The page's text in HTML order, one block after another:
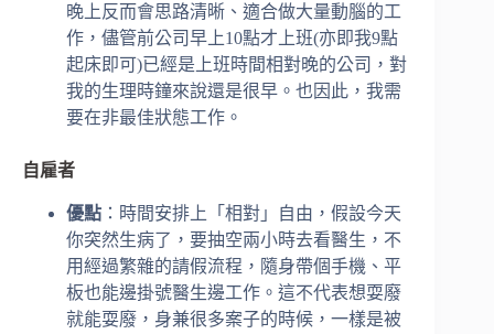
晚上反而會思路清晰、適合做大量動腦的工
作，儘管前公司早上10點才上班(亦即我9點
起床即可)已經是上班時間相對晚的公司，對
我的生理時鐘來說還是很早。也因此，我需
要在非最佳狀態工作。
自雇者
優點 ：時間安排上「相對」自由，假設今天
你突然生病了，要抽空兩小時去看醫生，不
用經過繁雜的請假流程，隨身帶個手機、平
板也能邊掛號醫生邊工作。這不代表想耍廢
就能耍廢，身兼很多案子的時候，一樣是被